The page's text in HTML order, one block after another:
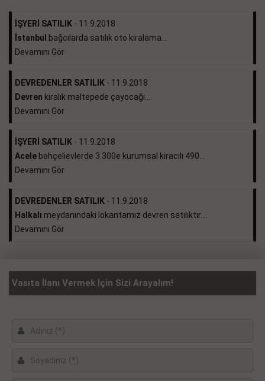
İŞYERİ SATILIK - 11.9.2018
İstanbul
bağcılarda satılık oto kiralama...
Devamını Gör
DEVREDENLER SATILIK - 11.9.2018
Devren kiralık maltepede çayocağı....
Devamını Gör
İŞYERİ SATILIK - 11.9.2018
Acele bahçelievlerde 3.300e kurumsal kiracılı 490...
Devamını Gör
DEVREDENLER SATILIK - 11.9.2018
Halkalı meydanındaki lokantamız devren satılıktır....
Devamını Gör
Vasıta İlanı Vermek İçin Sizi Arayalım!